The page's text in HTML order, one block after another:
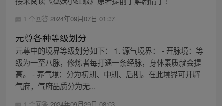
1 个回答 2024年09月07日 01:37
元尊各种等级划分
元尊中的境界等级划分如下： 1. 源气境界： - 开脉境：等
级为一至八脉，修炼者每打通一条经脉，身体素质就会提
高。 - 养气境：分为初期、中期、后期。在此境界可开辟
气府，气府品质分为无...
1 个回答 2024年09月29日 08:03